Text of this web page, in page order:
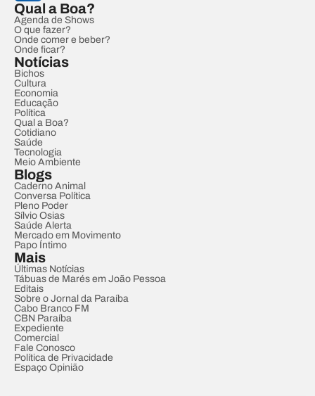
Qual a Boa?
Agenda de Shows
O que fazer?
Onde comer e beber?
Onde ficar?
Notícias
Bichos
Cultura
Economia
Educação
Política
Qual a Boa?
Cotidiano
Saúde
Tecnologia
Meio Ambiente
Blogs
Caderno Animal
Conversa Política
Pleno Poder
Sílvio Osias
Saúde Alerta
Mercado em Movimento
Papo Íntimo
Mais
Últimas Notícias
Tábuas de Marés em João Pessoa
Editais
Sobre o Jornal da Paraíba
Cabo Branco FM
CBN Paraíba
Expediente
Comercial
Fale Conosco
Política de Privacidade
Espaço Opinião